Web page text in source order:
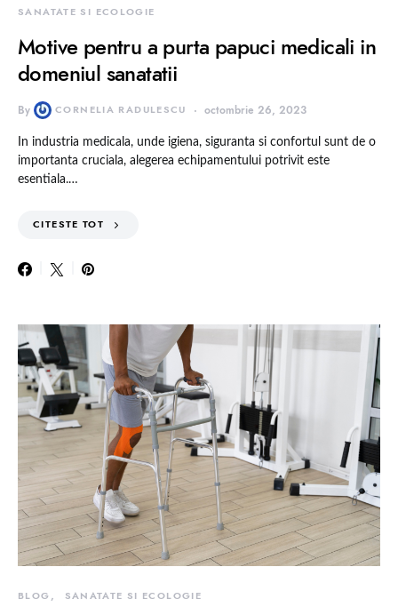
SANATATE SI ECOLOGIE
Motive pentru a purta papuci medicali in
domeniul sanatatii
By CORNELIA RADULESCU octombrie 26, 2023
In industria medicala, unde igiena, siguranta si confortul sunt de o
importanta cruciala, alegerea echipamentului potrivit este
esentiala.…
CITESTE TOT
BLOG SANATATE SI ECOLOGIE